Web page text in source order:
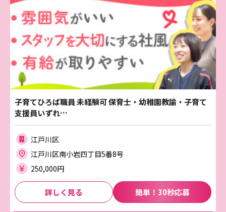
子育てひろば職員 未経験可 保育士・幼稚園教諭・子育て
支援員いずれ…
江戸川区
江戸川区南小岩四丁目5番8号
250,000円
詳しく見る 簡単！30秒応募